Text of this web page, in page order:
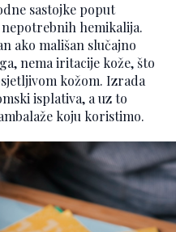
sastojke poput
hemikalija.
ako mališan slučajno
nema iritacije kože, što
kožom. Izrada
isplativa, a uz to
koju koristimo.